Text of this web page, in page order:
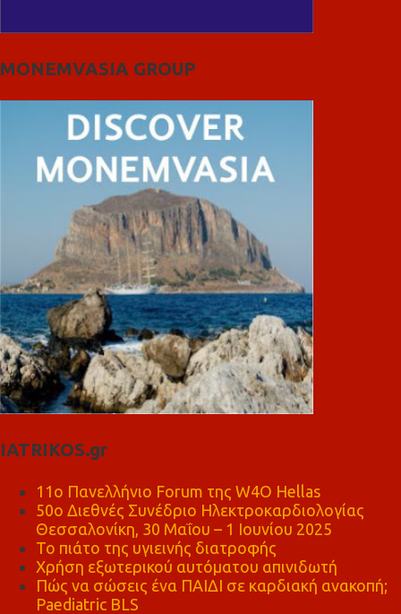
MONEMVASIA GROUP
IATRIKOS.gr
11ο Πανελλήνιο Forum της W4O Hellas
50ο Διεθνές Συνέδριο Ηλεκτροκαρδιολογίας
Θεσσαλονίκη, 30 Μαΐου – 1 Ιουνίου 2025
Το πιάτο της υγιεινής διατροφής
Χρήση εξωτερικού αυτόματου απινιδωτή
Πώς να σώσεις ένα ΠΑΙΔΙ σε καρδιακή ανακοπή;
Paediatric BLS